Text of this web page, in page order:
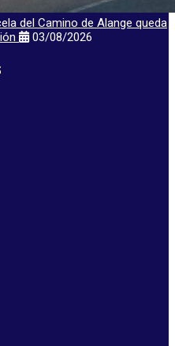
del Camino de Alange queda
03/08/2026